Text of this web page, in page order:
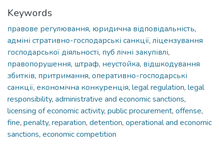
Keywords
правове регулювання, юридична відповідальність,
адміні стративно-господарські санкції, ліцензування
господарської діяльності, пуб лічні закупівлі,
правопорушення, штраф, неустойка, відшкодування
збитків, притримання, оперативно-господарські
санкції, економічна конкуренція, legal regulation, legal
responsibility, administrative and economic sanctions,
licensing of economic activity, public procurement, offense,
fine, penalty, reparation, detention, operational and economic
sanctions, economic competition